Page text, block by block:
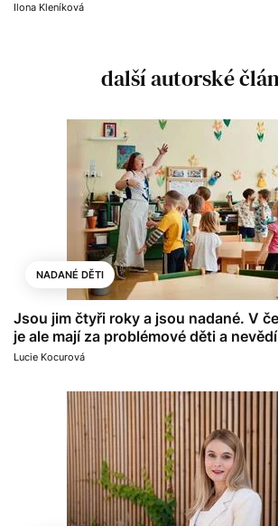
Ilona Kleníková
další autorské
NADANÉ DĚTI
Jsou jim čtyři roky a jsou nadané. V
je ale mají za problémové děti a
Lucie Kocurová